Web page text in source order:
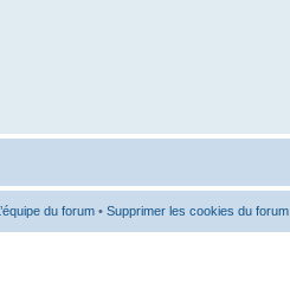
du forum • Supprimer les cookies du forum